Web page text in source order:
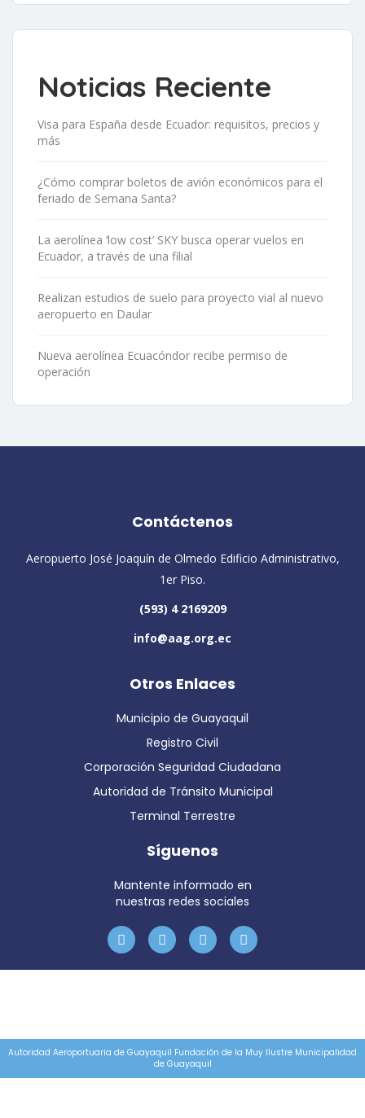
Noticias Reciente
Visa para España desde Ecuador: requisitos, precios y
más
¿Cómo comprar boletos de avión económicos para el
feriado de Semana Santa?
La aerolínea ‘low cost’ SKY busca operar vuelos en
Ecuador, a través de una filial
Realizan estudios de suelo para proyecto vial al nuevo
aeropuerto en Daular
Nueva aerolínea Ecuacóndor recibe permiso de
operación
Contáctenos
Aeropuerto José Joaquín de Olmedo Edificio Administrativo,
1er Piso.
(593) 4 2169209
info@aag.org.ec
Otros Enlaces
Municipio de Guayaquil
Registro Civil
Corporación Seguridad Ciudadana
Autoridad de Tránsito Municipal
Terminal Terrestre
Síguenos
Mantente informado en
nuestras redes sociales
Autoridad Aeroportuaria de Guayaquil Fundación de la Muy Ilustre Municipalidad
de Guayaquil